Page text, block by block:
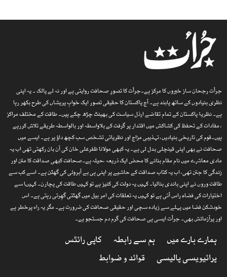
جرأت رجحان ساز خبروں کا مرکز ہے۔جرأت کا تصورِ صحافت روایتی ہے اور نہ لے پالک ۔ یہ اپنی
نظری بنیادوں کے ساتھ پابند ہے۔ آج پاکستان کا حقیقی تصور ایک خوابِ پریشاں کی طرح بکھر رہا
ہے۔ نظریۂ پاکستان کے تمام تقاضے ارذل سیاست کی بھینٹ چڑھ چکے ہیں۔ طاقت کے مختلف مراکز
، مفادات کے تحفظ کی کشاکش میں اقتدار پر گرفت کے بلاواسطہ اور بالواسطہ طریقے تلاش کررہے
ہیں۔قوم کی تاریخی بنیادیں، تہذیبی مزاج اور نظریاتی تشخص سب کچھ داؤ پر ہے۔ ایسے میں
صحافت نے بھی اپنی قینچلی بدل لی ہے۔ یہ کبھی مولانا ظفرعلی خان کی آن بان رکھتی تھی اب یہ
مادی معاشرے میں نام مقام بنانے کا محض ایک ذریعہ ،حیلہ ہے۔صحافت کبھی صداقت کا متن اور
زندگی کا جتن تھی، اب یہ کتاب صداقت کے حاشیے پر اپنی ہی بے آبروئی کی گھٹن ہے۔ اسے کب سے
طاقت وروں نے اپنی باندی بنالیا۔ کہیں یہ دولت کی کنیز ہے تو کہیں طاقت کی پچارن۔ کہیںا سے
اختیارات کی فضاء راس آتی ہے تو کہیں یہ تعلقات کی امر بیل میں گھٹتی گھِرتی رہتی ہے۔ اس
خودشکن فضا میں پہلے سے زیادہ سچی اور حقیقی صحافت کی ضرورت ہے۔ مگر یہ راہ پرخطر ہے
اور پرآزمائش بھی۔ جرأت ایسی ہی صحافت کی گرم دم جستجو ہے۔
ہمارے بارے میں ہم سے رابطہ
کاپی رائٹس
پرائیویسی پالیسی
قوائد و ضوابط